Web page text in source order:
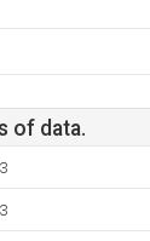
of data.